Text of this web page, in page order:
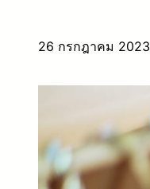
26 กรกฎาคม 2023